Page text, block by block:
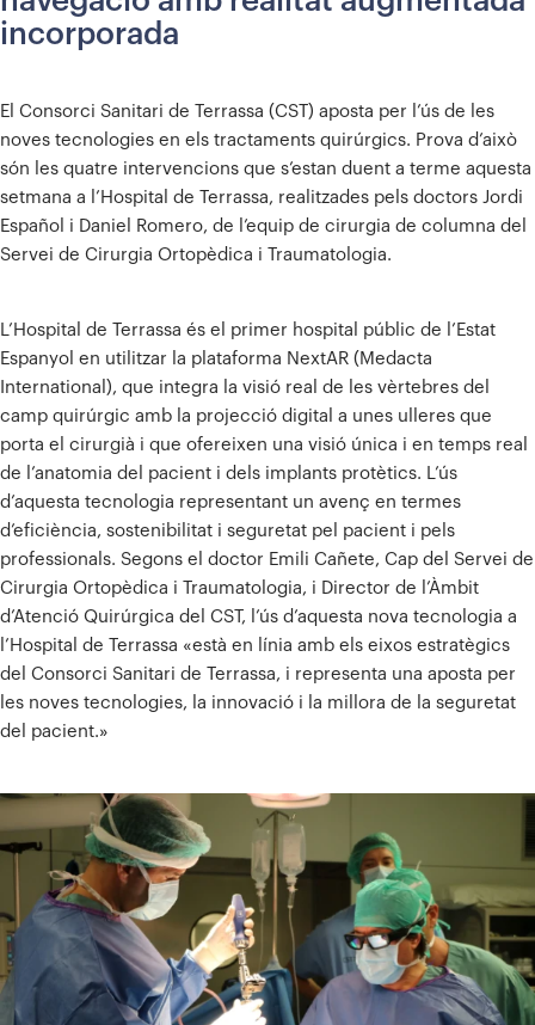
incorporada
El Consorci Sanitari de Terrassa (CST) aposta per l’ús de les
noves tecnologies en els tractaments quirúrgics. Prova d’això
són les quatre intervencions que s’estan duent a terme aquesta
setmana a l’Hospital de Terrassa, realitzades pels doctors Jordi
Español i Daniel Romero, de l’equip de cirurgia de columna del
Servei de Cirurgia Ortopèdica i Traumatologia.
L’Hospital de Terrassa és el primer hospital públic de l’Estat
Espanyol en utilitzar la plataforma NextAR (Medacta
International), que integra la visió real de les vèrtebres del
camp quirúrgic amb la projecció digital a unes ulleres que
porta el cirurgià i que ofereixen una visió única i en temps real
de l’anatomia del pacient i dels implants protètics. L’ús
d’aquesta tecnologia representant un avenç en termes
d’eficiència, sostenibilitat i seguretat pel pacient i pels
professionals. Segons el doctor Emili Cañete, Cap del Servei de
Cirurgia Ortopèdica i Traumatologia, i Director de l’Àmbit
d’Atenció Quirúrgica del CST, l’ús d’aquesta nova tecnologia a
l’Hospital de Terrassa «està en línia amb els eixos estratègics
del Consorci Sanitari de Terrassa, i representa una aposta per
les noves tecnologies, la innovació i la millora de la seguretat
del pacient.»